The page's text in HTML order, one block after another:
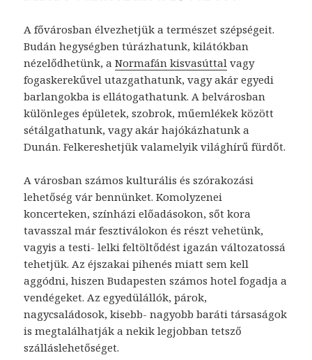
A fővárosban élvezhetjük a természet szépségeit.
Budán hegységben túrázhatunk, kilátókban
nézelődhetünk, aNormafán kisvasúttal vagy
fogaskerekűvel utazgathatunk, vagy akár egyedi
barlangokba is ellátogathatunk. A belvárosban
különleges épületek, szobrok, műemlékek között
sétálgathatunk, vagy akár hajókázhatunk a
Dunán. Felkereshetjük valamelyik világhírű fürdőt.
A városban számos kulturális és szórakozási
lehetőség vár bennünket. Komolyzenei
koncerteken, színházi előadásokon, sőt kora
tavasszal már fesztiválokon és részt vehetünk,
vagyis a testi- lelki feltöltődést igazán változatossá
tehetjük. Az éjszakai pihenés miatt sem kell
aggódni, hiszen Budapesten számos hotel fogadja a
vendégeket. Az egyedülállók, párok,
nagycsaládosok, kisebb- nagyobb baráti társaságok
is megtalálhatják a nekik legjobban tetsző
szálláslehetőséget.